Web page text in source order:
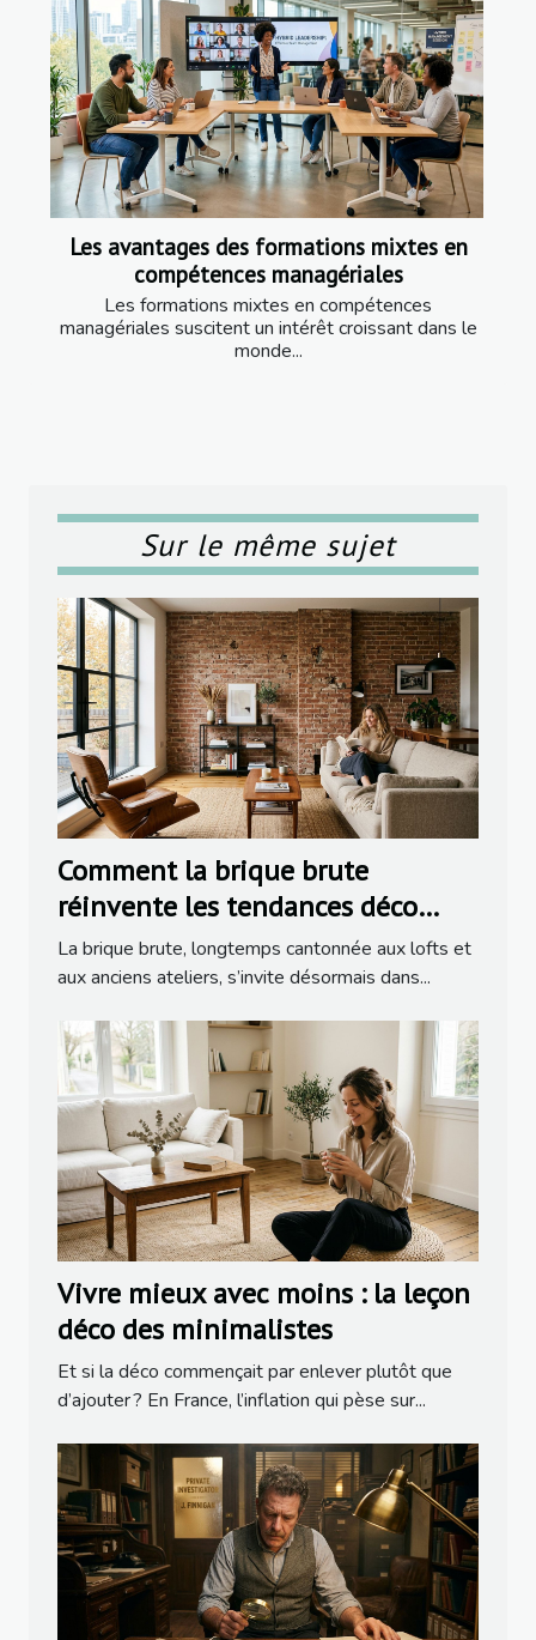
Les avantages des formations mixtes en
compétences managériales
Les formations mixtes en compétences
managériales suscitent un intérêt croissant dans le
monde...
Sur le même sujet
Comment la brique brute
réinvente les tendances déco
dans la rénovation moderne
La brique brute, longtemps cantonnée aux lofts et
aux anciens ateliers, s’invite désormais dans...
Vivre mieux avec moins : la leçon
déco des minimalistes
Et si la déco commençait par enlever plutôt que
d’ajouter ? En France, l’inflation qui pèse sur...